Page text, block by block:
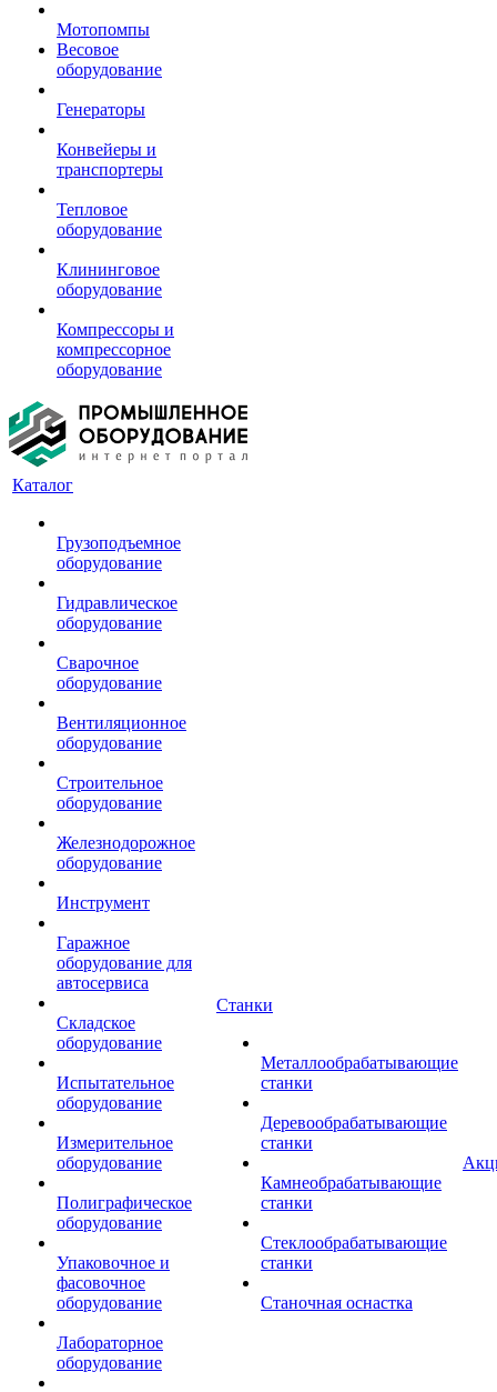
Мотопомпы
Весовое
оборудование
Генераторы
Конвейеры и
транспортеры
Тепловое
оборудование
Клининговое
оборудование
Компрессоры и
компрессорное
оборудование
Каталог
Грузоподъемное
оборудование
Гидравлическое
оборудование
Сварочное
оборудование
Вентиляционное
оборудование
Строительное
оборудование
Железнодорожное
оборудование
Инструмент
Гаражное
оборудование для
автосервиса
Складское
оборудование
Испытательное
оборудование
Измерительное
оборудование
Полиграфическое
оборудование
Упаковочное и
фасовочное
оборудование
Лабораторное
оборудование
Станки
Металлообрабатывающие
станки
Деревообрабатывающие
станки
Камнеобрабатывающие
станки
Стеклообрабатывающие
станки
Станочная оснастка